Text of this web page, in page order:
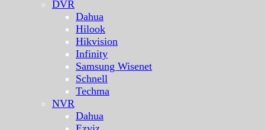
DVR
Dahua
Hilook
Hikvision
Infinity
Samsung Wisenet
Schnell
Techma
NVR
Dahua